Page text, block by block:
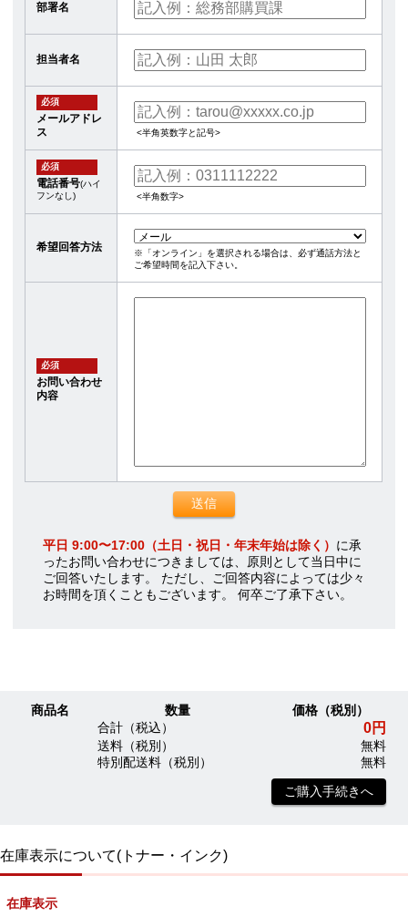
部署名
担当者名
必須
メールアドレ
ス
<半角英数字と記号>
必須
電話番号(ハイ
フンなし)
<半角数字>
希望回答方法
※「オンライン」を選択される場合は、必ず通話方法と
ご希望時間を記入下さい。
必須
お問い合わせ
内容
平日 9:00〜17:00（土日・祝日・年末年始は除く） に承
ったお問い合わせにつきましては、原則として当日中に
ご回答いたします。 ただし、ご回答内容によっては少々
お時間を頂くこともございます。 何卒ご了承下さい。
商品名 数量
価格（税別）
合計（税込）
0円
送料（税別）
無料
特別配送料（税別）
無料
ご購入手続きへ
在庫表示について(トナー・インク)
在庫表示